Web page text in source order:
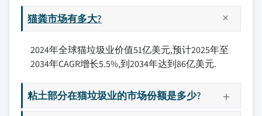
猫粪市场有多大?
2024年全球猫垃圾业价值51亿美元,预计2025年至
2034年CAGR增长5.5%,到2034年达到86亿美元.
粘土部分在猫垃圾业的市场份额是多少?